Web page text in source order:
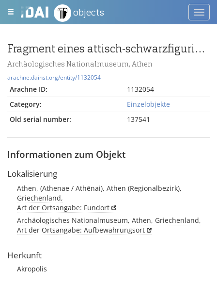
objects
Fragment eines attisch-schwarzfigurigen Tellers
Archäologisches Nationalmuseum, Athen
arachne.dainst.org/entity/1132054
Arachne ID:
1132054
Category:
Einzelobjekte
Old serial number:
137541
Informationen zum Objekt
Lokalisierung
Athen, (Athenae / Athēnai), Athen (Regionalbezirk),
Griechenland,
Art der Ortsangabe: Fundort
Archäologisches Nationalmuseum, Athen, Griechenland,
Art der Ortsangabe: Aufbewahrungsort
Herkunft
Akropolis